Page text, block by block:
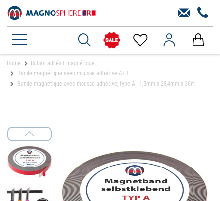
Home
Ruban adhésif magnétique
Bande magnétique avec mousse adhésive A+B
Bande magnétique avec mousse adhésive, type A - 1,5mm x 25,4mm x 30m